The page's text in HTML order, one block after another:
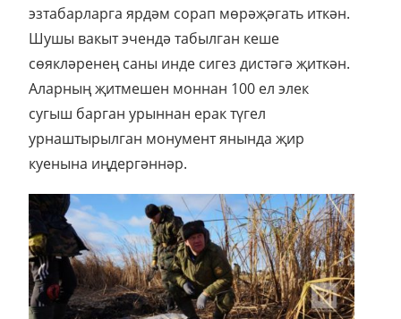
эзтабарларга ярдәм сорап мөрәҗәгать иткән.
Шушы вакыт эчендә табылган кеше
сөякләренең саны инде сигез дистәгә җиткән.
Аларның җитмешен моннан 100 ел элек
сугыш барган урыннан ерак түгел
урнаштырылган монумент янында җир
куенына иңдергәннәр.